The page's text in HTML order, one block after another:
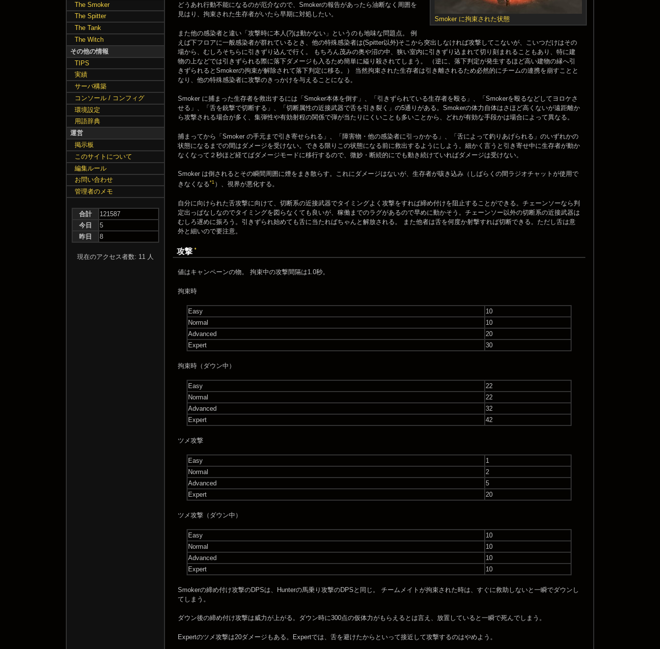
Smoker に拘束された状態
どうあれ行動不能になるのが厄介なので、Smokerの報告があったら油断なく周囲を
見はり、拘束された生存者がいたら早期に対処したい。
また他の感染者と違い「攻撃時に本人(?)は動かない」というのも地味な問題点。 例
えば下フロアに一般感染者が群れているとき、他の特殊感染者は(Spitter以外)そこから突出しなければ攻撃してこないが、こいつだけはその
場から、むしろそちらに引きずり込んで行く。 もちろん茂みの奥や沼の中、狭い室内に引きずり込まれて切り刻まれることもあり、特に建
物の上などでは引きずられる際に落下ダメージも入るため簡単に縊り殺されてしまう。 （逆に、落下判定が発生するほど高い建物の縁へ引
きずられるとSmokerの拘束が解除されて落下判定に移る。） 当然拘束された生存者は引き離されるため必然的にチームの連携を崩すことと
なり、他の特殊感染者に攻撃のきっかけを与えることになる。
Smoker に捕まった生存者を救出するには「Smoker本体を倒す」、「引きずられている生存者を殴る」、「Smokerを殴るなどしてヨロケさ
せる」、「舌を銃撃で切断する」、「切断属性の近接武器で舌を引き裂く」の5通りがある。Smokerの体力自体はさほど高くないが遠距離か
ら攻撃される場合が多く、集弾性や有効射程の関係で弾が当たりにくいことも多いことから、どれが有効な手段かは場合によって異なる。
捕まってから「Smoker の手元まで引き寄せられる」、「障害物・他の感染者に引っかかる」、「舌によって釣りあげられる」のいずれかの
状態になるまでの間はダメージを受けない。できる限りこの状態になる前に救出するようにしよう。細かく言うと引き寄せ中に生存者が動か
なくなって２秒ほど経てばダメージモードに移行するので、微妙・断続的にでも動き続けていればダメージは受けない。
Smoker は倒されるとその瞬間周囲に煙をまき散らす。これにダメージはないが、生存者が咳き込み（しばらくの間ラジオチャットが使用で
きなくなる*1 ）、視界が悪化する。
自分に向けられた舌攻撃に向けて、切断系の近接武器でタイミングよく攻撃をすれば締め付けを阻止することができる。チェーンソーなら判
定出っぱなしなのでタイミングを図らなくても良いが、稼働までのラグがあるので早めに動かそう。チェーンソー以外の切断系の近接武器は
むしろ遅めに振ろう。引きずられ始めても舌に当たればちゃんと解放される。 また他者は舌を何度か射撃すれば切断できる。ただし舌は意
外と細いので要注意。
攻撃 *
値はキャンペーンの物。 拘束中の攻撃間隔は1.0秒。
拘束時
Easy
10
Normal
10
Advanced
20
Expert
30
拘束時（ダウン中）
Easy
22
Normal
22
Advanced
32
Expert
42
ツメ攻撃
Easy
1
Normal
2
Advanced
5
Expert
20
ツメ攻撃（ダウン中）
Easy
10
Normal
10
Advanced
10
Expert
10
Smokerの締め付け攻撃のDPSは、Hunterの馬乗り攻撃のDPSと同じ。 チームメイトが拘束された時は、すぐに救助しないと一瞬でダウンし
てしまう。
ダウン後の締め付け攻撃は威力が上がる。ダウン時に300点の仮体力がもらえるとは言え、放置していると一瞬で死んでしまう。
Expertのツメ攻撃は20ダメージもある。Expertでは、舌を避けたからといって接近して攻撃するのはやめよう。
The Smoker
The Spitter
The Tank
The Witch
その他の情報
TIPS
実績
サーバ構築
コンソール / コンフィグ
環境設定
用語辞典
運営
掲示板
このサイトについて
編集ルール
お問い合わせ
管理者のメモ
合計
121587
今日
5
昨日
8
現在のアクセス者数: 11 人